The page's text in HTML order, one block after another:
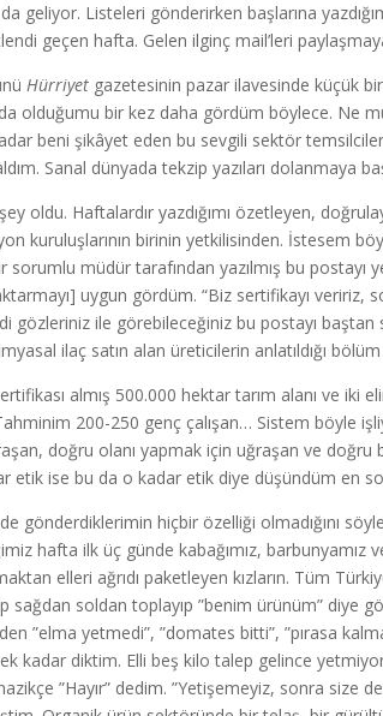
geliyor. Listeleri gönderirken başlarına
geçen hafta. Gelen ilginç mail’leri
Hürriyetgazetesinin pazar ilavesinde küçük bir
olduğumu bir kez daha gördüm böylece. Ne
beni şikâyet eden bu sevgili sektör
Sanal dünyada tekzip yazıları dolanmaya
oldu. Haftalardır yazdığımı özetleyen,
kuruluşlarının birinin yetkilisinden. İstesem
sorumlu müdür tarafından yazılmış bu postayı
uygun gördüm. “Biz sertifikayı veririz,
gözleriniz ile görebileceğiniz bu postayı
ilaç satın alan üreticilerin anlatıldığı
almış 500.000 hektar tarım alanı ve iki
200-250 genç çalışan… Sistem böyle
doğru olanı yapmak için uğraşan ve
etik ise bu da o kadar etik diye düşündüm en
gönderdiklerimin hiçbir özelliği olmadığını
hafta ilk üç günde kabağımız,
elleri ağrıdı paketleyen kızların. Tüm
sağdan soldan toplayıp ”benim ürünüm” diye
”elma yetmedi”, ”domates bitti”, ”pırasa
kadar diktim. Elli beş kilo talep gelince
”Hayır” dedim. ”Yetişemeyiz, sonra size